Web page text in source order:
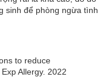
sinh để phòng ngừa tình
to reduce
Allergy. 2022